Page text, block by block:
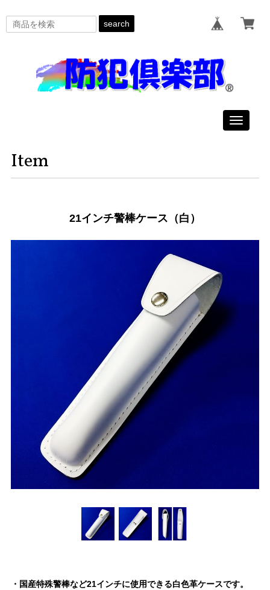
search
Toggle
Item
21インチ警棒ケース（白）
・国産特殊警棒など21インチに使用できる白色革ケースです。